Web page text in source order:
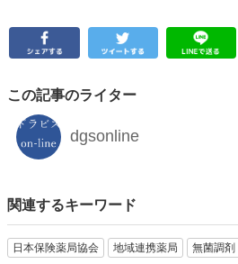
この記事のライター
dgsonline
関連するキーワード
日本保険薬局協会 地域連携薬局 無菌調剤